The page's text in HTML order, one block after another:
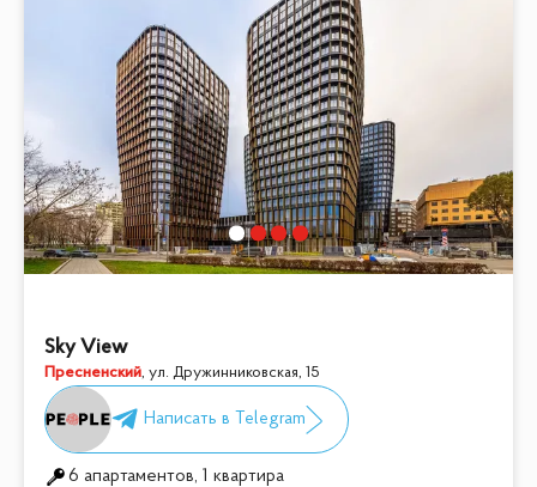
Sky View
Пресненский, ул. Дружинниковская, 15
6 апартаментов, 1 квартира